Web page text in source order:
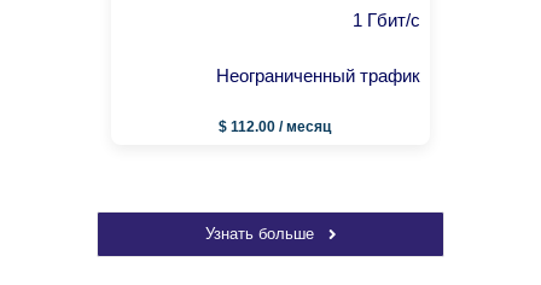
1 Гбит/с
Неограниченный трафик
$ 112.00 / месяц
Узнать больше